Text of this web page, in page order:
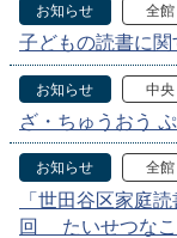
お知らせ 全館
子どもの読書に
お知らせ 中央
ざ・ちゅうおう
お知らせ 全館
「世田谷区家庭
回 たいせつなこ